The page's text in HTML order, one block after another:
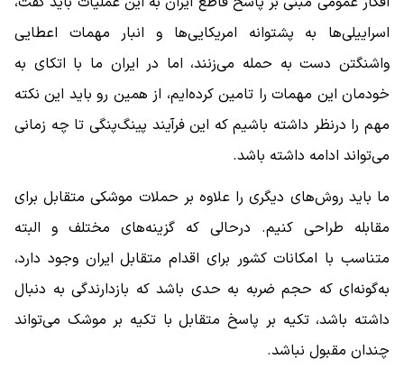
اسراییلی‌ها به پشتوانه امریکایی‌ها و انبار مهمات اعطایی
واشنگتن دست به حمله می‌زنند، اما در ایران ما با اتکای به
خودمان این مهمات را تامین کرده‌ایم، از همین رو باید این نکته
مهم را درنظر داشته باشیم که این فرآیند پینگ‌‌پنگی تا چه زمانی
می‌تواند ادامه داشته باشد.
ما باید روش‌های دیگری را علاوه بر حملات موشکی متقابل برای
مقابله طراحی کنیم. درحالی که گزینه‌های مختلف و البته
متناسب با امکانات کشور برای اقدام متقابل ایران وجود دارد،
به‌گونه‌ای که حجم ضربه به حدی باشد که بازدارندگی به دنبال
داشته باشد، تکیه بر پاسخ متقابل با تکیه بر موشک می‌تواند
چندان مقبول نباشد.